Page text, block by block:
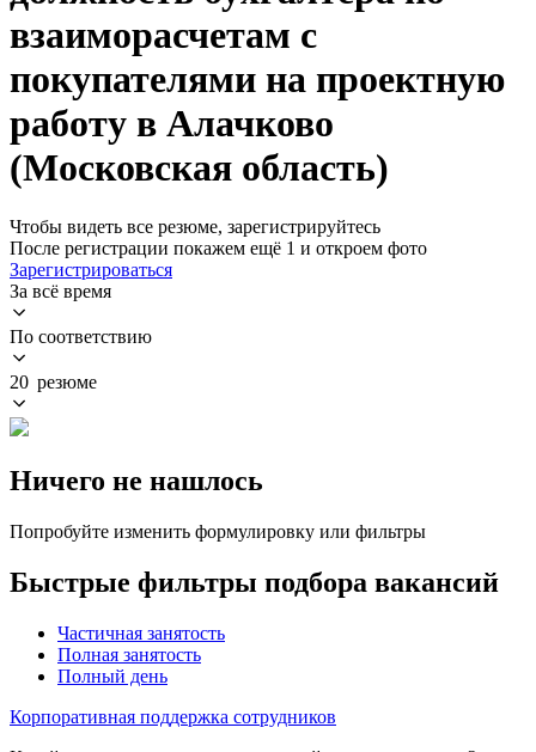
взаиморасчетам с
покупателями на проектную
работу в Алачково
(Московская область)
Чтобы видеть все резюме, зарегистрируйтесь
После регистрации покажем ещё 1 и откроем фото
Зарегистрироваться
За всё время
По соответствию
20 резюме
Ничего не нашлось
Попробуйте изменить формулировку или фильтры
Быстрые фильтры подбора вакансий
Частичная занятость
Полная занятость
Полный день
Корпоративная поддержка сотрудников